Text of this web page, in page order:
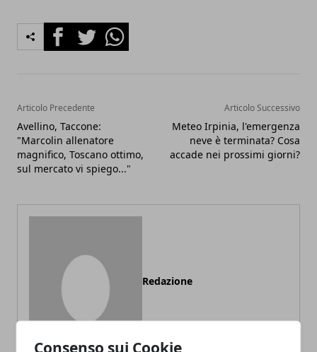
Consenso sui Cookie
FacebookTwitterWhatsapp
Articolo Precedente
Avellino, Taccone:
"Marcolin allenatore
magnifico, Toscano ottimo,
sul mercato vi spiego..."
Articolo Successivo
Meteo Irpinia, l'emergenza
neve è terminata? Cosa
accade nei prossimi giorni?
Redazione